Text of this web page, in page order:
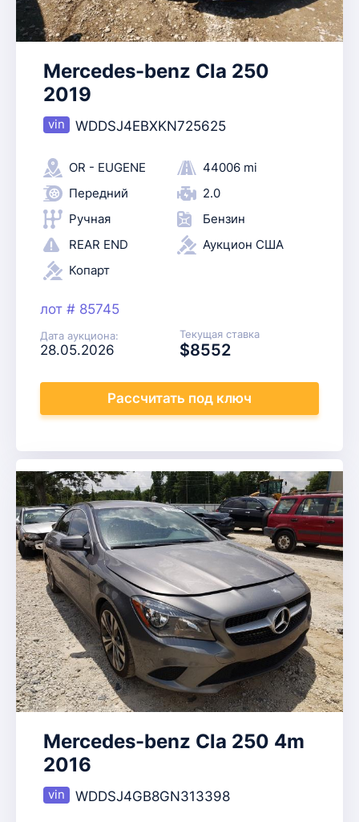
Mercedes-benz Cla 250
2019
WDDSJ4EBXKN725625
OR - EUGENE
44006 mi
Передний
2.0
Ручная
Бензин
REAR END
Аукцион США
Копарт
лот # 85745
Дата аукциона:
28.05.2026
Текущая ставка
$8552
Рассчитать под ключ
Mercedes-benz Cla 250 4m
2016
WDDSJ4GB8GN313398